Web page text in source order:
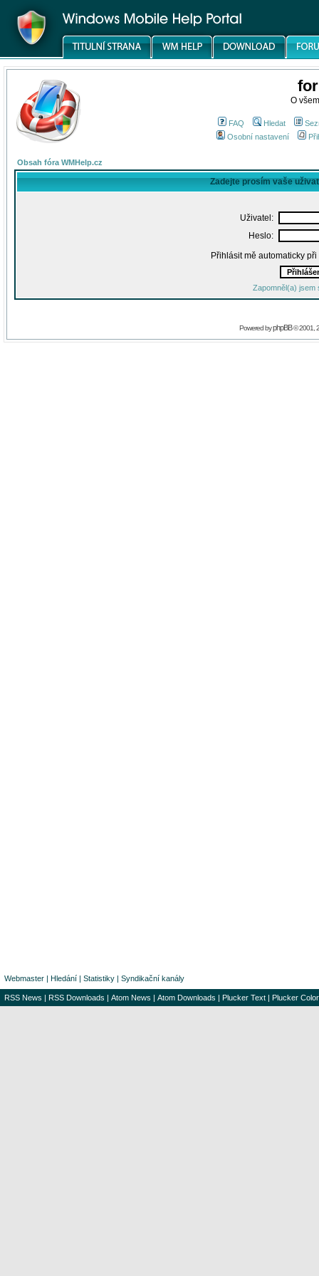
O
FAQ Hledat
Osobní nastavení
Obsah fóra WMHelp.cz
Zadejte prosím vaše
Uživatel:
Heslo:
Přihlásit mě automaticky
Zapomněl(a) jsem
Powered byphpBB© 2001,
Webmaster | Hledání | Statistiky | Syndikační kanály
RSS News | RSS Downloads | Atom News | Atom Downloads | Plucker Text | Plucker Color